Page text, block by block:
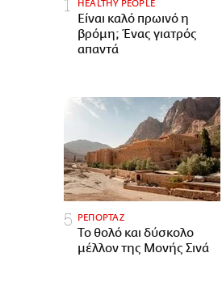
HEALTHY PEOPLE
Είναι καλό πρωινό η
βρόμη; Ένας γιατρός
απαντά
ΡΕΠΟΡΤΑΖ
Το θολό και δύσκολο
μέλλον της Μονής Σινά